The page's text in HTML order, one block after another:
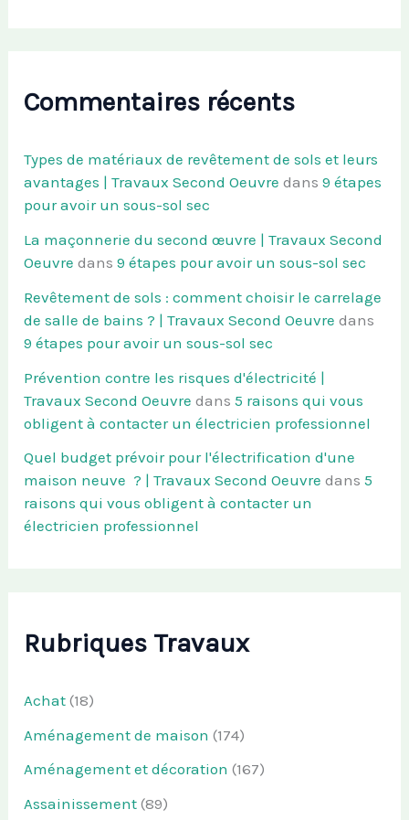
Commentaires récents
Types de matériaux de revêtement de sols et leurs
avantages | Travaux Second Oeuvre dans9 étapes
pour avoir un sous-sol sec
La maçonnerie du second œuvre | Travaux Second
Oeuvre dans9 étapes pour avoir un sous-sol sec
Revêtement de sols : comment choisir le carrelage
de salle de bains ? | Travaux Second Oeuvre dans
9 étapes pour avoir un sous-sol sec
Prévention contre les risques d'électricité |
Travaux Second Oeuvre dans5 raisons qui vous
obligent à contacter un électricien professionnel
Quel budget prévoir pour l'électrification d'une
maison neuve ? | Travaux Second Oeuvre dans5
raisons qui vous obligent à contacter un
électricien professionnel
Rubriques Travaux
Achat (18)
Aménagement de maison (174)
Aménagement et décoration (167)
Assainissement (89)